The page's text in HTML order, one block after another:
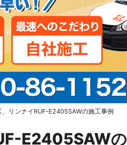
リンナイRUF-E2405SAWの施工事例
E2405SAWの